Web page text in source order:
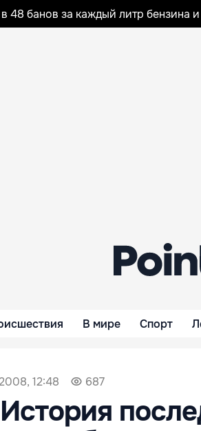
банов за каждый литр бензина
В мире Спорт
12:48 687